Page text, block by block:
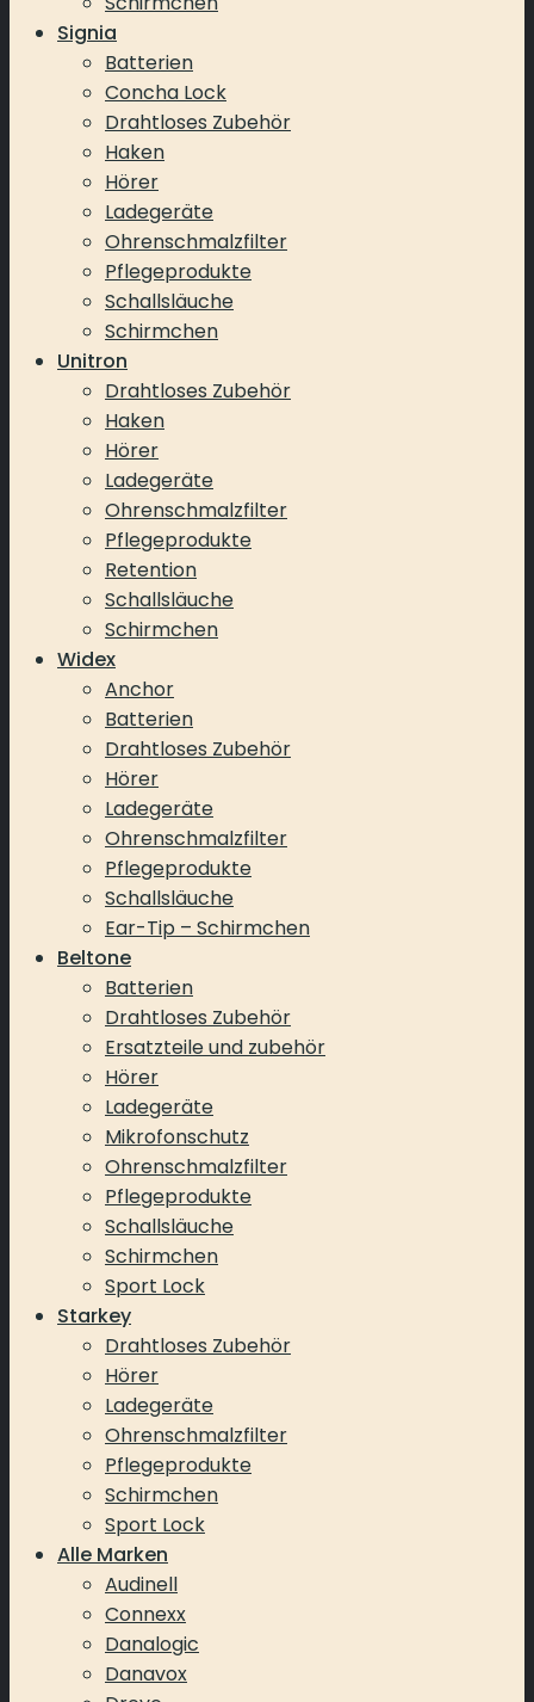
Signia
Batterien
Concha Lock
Drahtloses Zubehör
Haken
Hörer
Ladegeräte
Ohrenschmalzfilter
Pflegeprodukte
Schallsläuche
Schirmchen
Unitron
Drahtloses Zubehör
Haken
Hörer
Ladegeräte
Ohrenschmalzfilter
Pflegeprodukte
Retention
Schallsläuche
Schirmchen
Widex
Anchor
Batterien
Drahtloses Zubehör
Hörer
Ladegeräte
Ohrenschmalzfilter
Pflegeprodukte
Schallsläuche
Ear-Tip – Schirmchen
Beltone
Batterien
Drahtloses Zubehör
Ersatzteile und zubehör
Hörer
Ladegeräte
Mikrofonschutz
Ohrenschmalzfilter
Pflegeprodukte
Schallsläuche
Schirmchen
Sport Lock
Starkey
Drahtloses Zubehör
Hörer
Ladegeräte
Ohrenschmalzfilter
Pflegeprodukte
Schirmchen
Sport Lock
Alle Marken
Audinell
Connexx
Danalogic
Danavox